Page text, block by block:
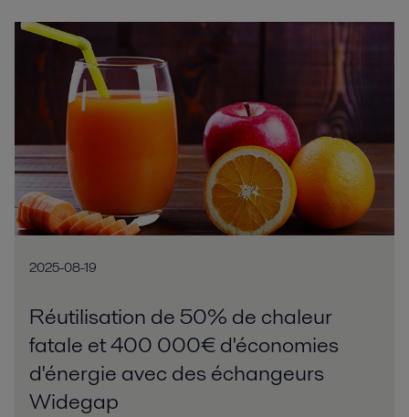
2025-08-19
Réutilisation de 50% de chaleur
fatale et 400 000€ d'économies
d'énergie avec des échangeurs
Widegap